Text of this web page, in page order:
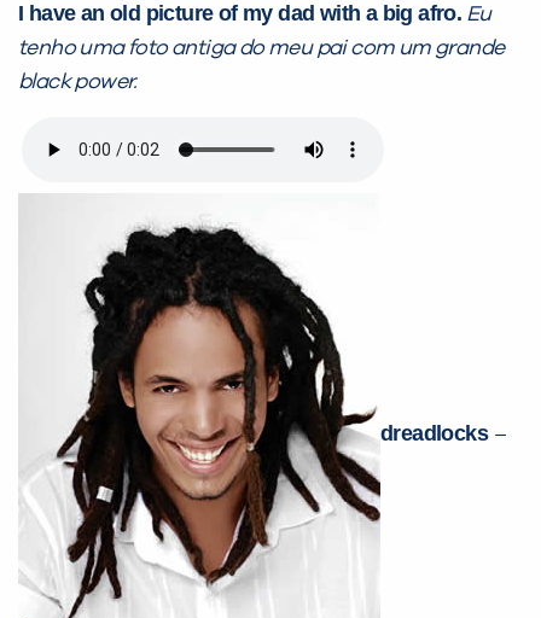
I have an old picture of my dad with a big afro. Eu
tenho uma foto antiga do meu pai com um grande
black power.
dreadlocks –